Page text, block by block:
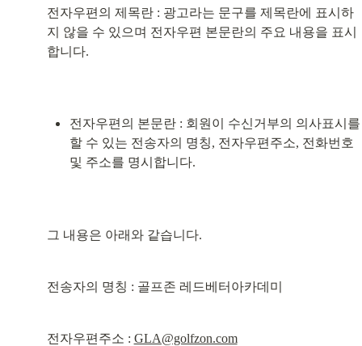
전자우편의 제목란 : 광고라는 문구를 제목란에 표시하
지 않을 수 있으며 전자우편 본문란의 주요 내용을 표시
합니다.
전자우편의 본문란 : 회원이 수신거부의 의사표시를
할 수 있는 전송자의 명칭, 전자우편주소, 전화번호
및 주소를 명시합니다.
그 내용은 아래와 같습니다.
전송자의 명칭 : 골프존 레드베터아카데미
전자우편주소 : GLA@golfzon.com